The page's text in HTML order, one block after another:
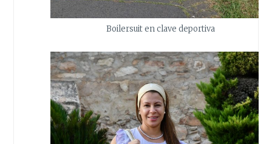
Boilersuit en clave deportiva